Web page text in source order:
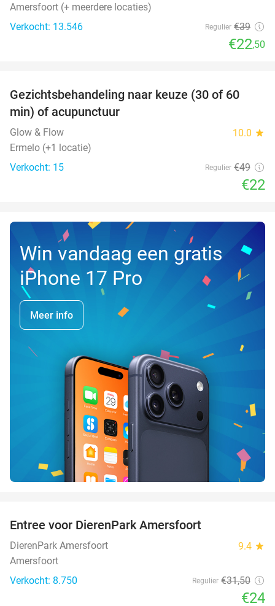
Amersfoort (+ meerdere locaties)
Verkocht: 13.546
Regulier €39
€22,50
55%
TODAY
Gezichtsbehandeling naar keuze (30 of 60
min) of acupunctuur
Glow & Flow 10.0 star
Ermelo (+1 locatie)
Verkocht: 15
Regulier €49
€22
Win vandaag een gratis
iPhone 17 Pro
Meer info
Entree voor DierenPark Amersfoort
DierenPark Amersfoort 9.4 star
Amersfoort
Verkocht: 8.750
Regulier €31,50
€24